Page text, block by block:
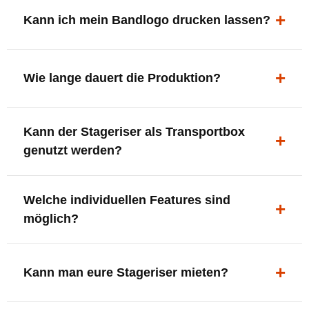
ergonomisch, sicher und gut sichtbar.
Kann ich mein Bandlogo drucken lassen?
deine Bühne, deine Marke.
Wie lange dauert die Produktion?
innerhalb Deutschlands kostenfrei.
Kann der Stageriser als Transportbox
genutzt werden?
oder Zubehör nutzen.
Welche individuellen Features sind
möglich?
XLR-Brücke / Schnittstelle
Setlist-Clip
Kann man eure Stageriser mieten?